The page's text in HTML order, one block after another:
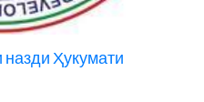
Ҳукумати